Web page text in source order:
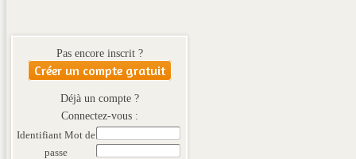
Pas encore inscrit ?
Créer un compte gratuit
Déjà un compte ?
Connectez-vous :
Identifiant Mot de
passe